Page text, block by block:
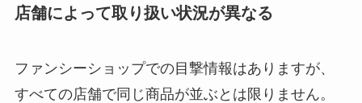
店舗によって取り扱い状況が異なる
ファンシーショップでの目撃情報はありますが、
すべての店舗で同じ商品が並ぶとは限りません。